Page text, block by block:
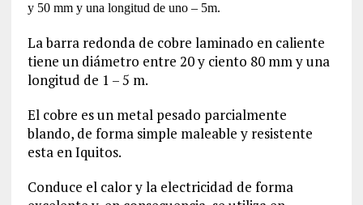
y 50 mm y una longitud de uno – 5m.
La barra redonda de cobre laminado en caliente
tiene un diámetro entre 20 y ciento 80 mm y una
longitud de 1 – 5 m.
El cobre es un metal pesado parcialmente
blando, de forma simple maleable y resistente
esta en Iquitos.
Conduce el calor y la electricidad de forma